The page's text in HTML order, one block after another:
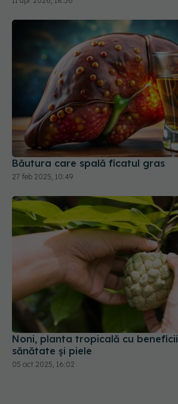
Băutura care spală ficatul gras
27 feb 2025, 10:49
Noni, planta tropicală cu beneficii
sănătate și piele
05 oct 2025, 16:02